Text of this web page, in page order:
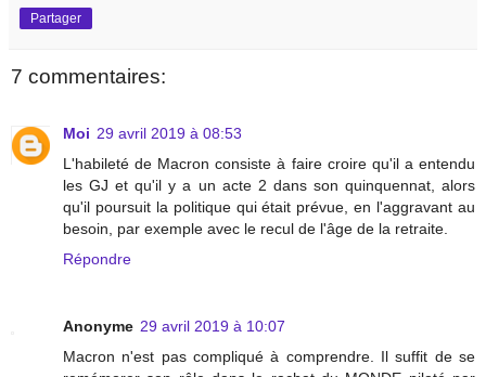
Partager
7 commentaires:
Moi 29 avril 2019 à 08:53
L'habileté de Macron consiste à faire croire qu'il a entendu
les GJ et qu'il y a un acte 2 dans son quinquennat, alors
qu'il poursuit la politique qui était prévue, en l'aggravant au
besoin, par exemple avec le recul de l'âge de la retraite.
Répondre
Anonyme 29 avril 2019 à 10:07
Macron n'est pas compliqué à comprendre. Il suffit de se